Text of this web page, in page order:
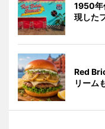
1950年
現した
Red
リーム